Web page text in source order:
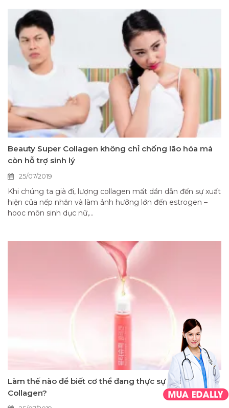
Beauty Super Collagen không chỉ chống lão hóa mà
còn hỗ trợ sinh lý
25/07/2019
Khi chúng ta già đi, lượng collagen mất dần dẫn đến sự xuất
hiện của nếp nhăn và làm ảnh hưởng lớn đến estrogen –
hooc môn sinh dục nữ,...
Làm thế nào để biết cơ thể đang thực sự cần
Collagen?